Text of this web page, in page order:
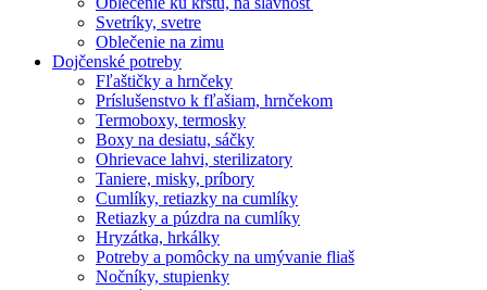
Svetríky, svetre
Oblečenie na zimu
Dojčenské potreby
Fľaštičky a hrnčeky
Príslušenstvo k fľašiam, hrnčekom
Termoboxy, termosky
Boxy na desiatu, sáčky
Ohrievace lahvi, sterilizatory
Taniere, misky, príbory
Cumlíky, retiazky na cumlíky
Retiazky a púzdra na cumlíky
Hryzátka, hrkálky
Potreby a pomôcky na umývanie fliaš
Nočníky, stupienky